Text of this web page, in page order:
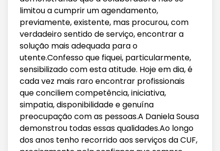
limitou a cumprir um agendamento,
previamente, existente, mas procurou, com
verdadeiro sentido de serviço, encontrar a
solução mais adequada para o
utente.Confesso que fiquei, particularmente,
sensibilizado com esta atitude. Hoje em dia, é
cada vez mais raro encontrar profissionais
que conciliem competência, iniciativa,
simpatia, disponibilidade e genuína
preocupação com as pessoas.A Daniela Sousa
demonstrou todas essas qualidades.Ao longo
dos anos tenho recorrido aos serviços da CUF,